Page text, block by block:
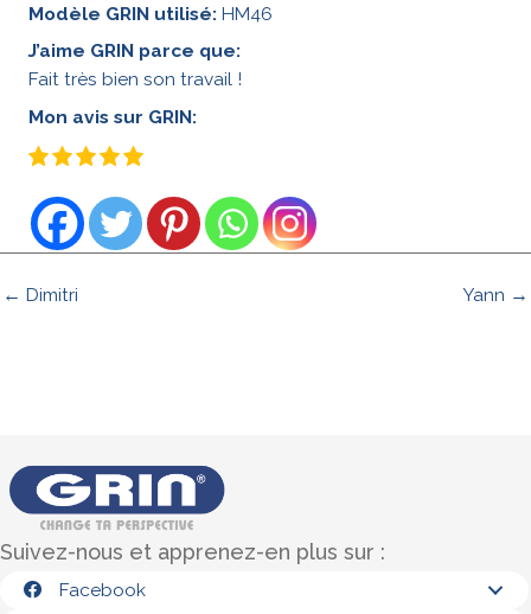
Modèle GRIN utilisé: HM46
J’aime GRIN parce que:
Fait très bien son travail !
Mon avis sur GRIN:
← Dimitri Yann →
Suivez-nous et apprenez-en plus sur :
Facebook